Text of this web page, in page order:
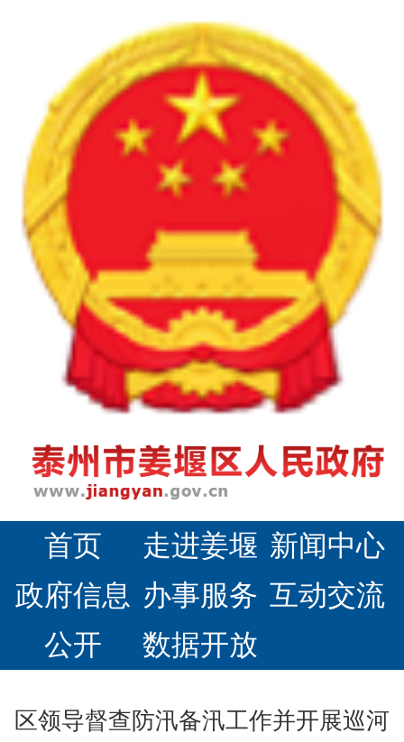
首页 走进姜堰 新闻中心
政府信息
公开
办事服务 互动交流
数据开放
区领导督查防汛备汛工作并开展巡河